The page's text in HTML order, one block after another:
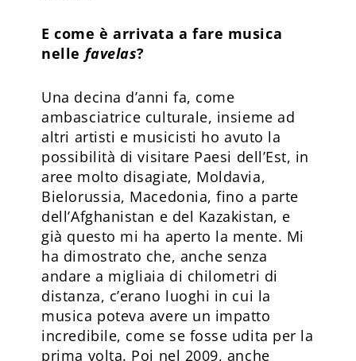
E come è arrivata a fare musica
nelle favelas?
Una decina d’anni fa, come
ambasciatrice culturale, insieme ad
altri artisti e musicisti ho avuto la
possibilità di visitare Paesi dell’Est, in
aree molto disagiate, Moldavia,
Bielorussia, Macedonia, fino a parte
dell’Afghanistan e del Kazakistan, e
già questo mi ha aperto la mente. Mi
ha dimostrato che, anche senza
andare a migliaia di chilometri di
distanza, c’erano luoghi in cui la
musica poteva avere un impatto
incredibile, come se fosse udita per la
prima volta. Poi nel 2009, anche